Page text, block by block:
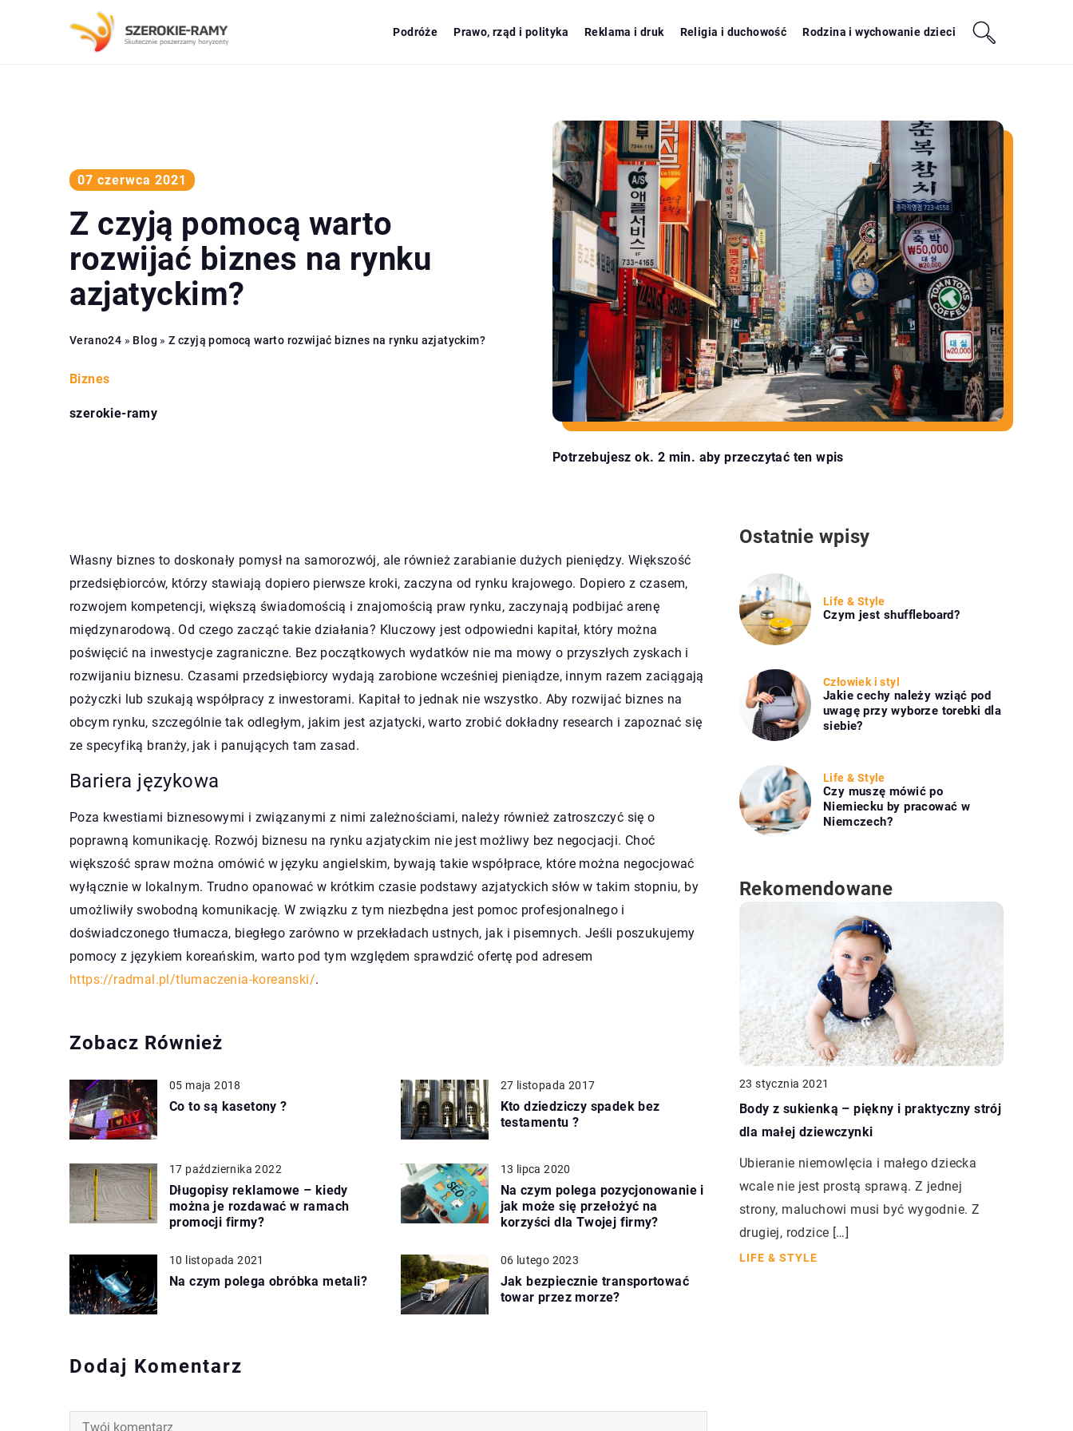
Podróże Prawo, rząd i polityka Reklama i druk Religia i duchowość Rodzina i wychowanie dzieci
07 czerwca 2021
Z czyją pomocą warto
rozwijać biznes na rynku
azjatyckim?
Verano24 » Blog »Z czyją pomocą warto rozwijać biznes na rynku azjatyckim?
Biznes
szerokie-ramy
Potrzebujesz ok. 2 min. aby przeczytać ten wpis
Własny biznes to doskonały pomysł na samorozwój, ale również zarabianie dużych pieniędzy. Większość
przedsiębiorców, którzy stawiają dopiero pierwsze kroki, zaczyna od rynku krajowego. Dopiero z czasem,
rozwojem kompetencji, większą świadomością i znajomością praw rynku, zaczynają podbijać arenę
międzynarodową. Od czego zacząć takie działania? Kluczowy jest odpowiedni kapitał, który można
poświęcić na inwestycje zagraniczne. Bez początkowych wydatków nie ma mowy o przyszłych zyskach i
rozwijaniu biznesu. Czasami przedsiębiorcy wydają zarobione wcześniej pieniądze, innym razem zaciągają
pożyczki lub szukają współpracy z inwestorami. Kapitał to jednak nie wszystko. Aby rozwijać biznes na
obcym rynku, szczególnie tak odległym, jakim jest azjatycki, warto zrobić dokładny research i zapoznać się
ze specyfiką branży, jak i panujących tam zasad.
Bariera językowa
Poza kwestiami biznesowymi i związanymi z nimi zależnościami, należy również zatroszczyć się o
poprawną komunikację. Rozwój biznesu na rynku azjatyckim nie jest możliwy bez negocjacji. Choć
większość spraw można omówić w języku angielskim, bywają takie współprace, które można negocjować
wyłącznie w lokalnym. Trudno opanować w krótkim czasie podstawy azjatyckich słów w takim stopniu, by
umożliwiły swobodną komunikację. W związku z tym niezbędna jest pomoc profesjonalnego i
doświadczonego tłumacza, biegłego zarówno w przekładach ustnych, jak i pisemnych. Jeśli poszukujemy
pomocy z językiem koreańskim, warto pod tym względem sprawdzić ofertę pod adresem
https://radmal.pl/tlumaczenia-koreanski/.
Zobacz Również
05 maja 2018
Co to są kasetony ?
27 listopada 2017
Kto dziedziczy spadek bez
testamentu ?
17 października 2022
Długopisy reklamowe – kiedy
można je rozdawać w ramach
promocji firmy?
13 lipca 2020
Na czym polega pozycjonowanie i
jak może się przełożyć na
korzyści dla Twojej firmy?
10 listopada 2021
Na czym polega obróbka metali?
06 lutego 2023
Jak bezpiecznie transportować
towar przez morze?
Dodaj Komentarz
Ostatnie wpisy
Life & Style
Czym jest shuffleboard?
Człowiek i styl
Jakie cechy należy wziąć pod
uwagę przy wyborze torebki dla
siebie?
Life & Style
Czy muszę mówić po
Niemiecku by pracować w
Niemczech?
Rekomendowane
23 stycznia 2021
Body z sukienką – piękny i praktyczny strój
dla małej dziewczynki
Ubieranie niemowlęcia i małego dziecka
wcale nie jest prostą sprawą. Z jednej
strony, maluchowi musi być wygodnie. Z
drugiej, rodzice […]
LIFE & STYLE